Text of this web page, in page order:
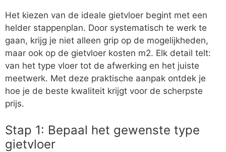
Het kiezen van de ideale gietvloer begint met een
helder stappenplan. Door systematisch te werk te
gaan, krijg je niet alleen grip op de mogelijkheden,
maar ook op de gietvloer kosten m2. Elk detail telt:
van het type vloer tot de afwerking en het juiste
meetwerk. Met deze praktische aanpak ontdek je
hoe je de beste kwaliteit krijgt voor de scherpste
prijs.
Stap 1: Bepaal het gewenste type
gietvloer